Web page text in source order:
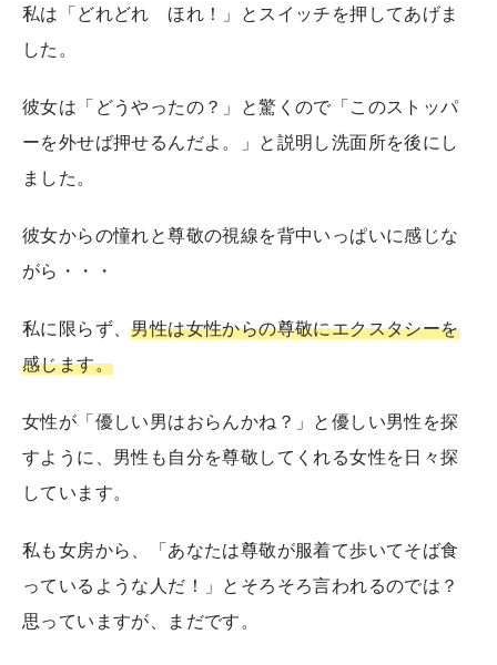
私は「どれどれ ほれ！」とスイッチを押してあげま
した。
彼女は「どうやったの？」と驚くので「このストッパ
ーを外せば押せるんだよ。」と説明し洗面所を後にし
ました。
彼女からの憧れと尊敬の視線を背中いっぱいに感じな
がら・・・
私に限らず、男性は女性からの尊敬にエクスタシーを
感じます。
女性が「優しい男はおらんかね？」と優しい男性を探
すように、男性も自分を尊敬してくれる女性を日々探
しています。
私も女房から、「あなたは尊敬が服着て歩いてそば食
っているような人だ！」とそろそろ言われるのでは？
思っていますが、まだです。